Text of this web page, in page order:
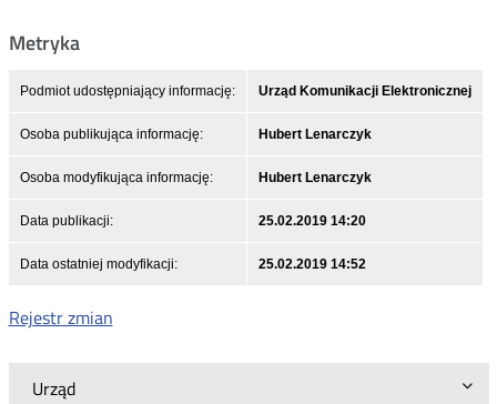
Urząd
Metryka
Podmiot udostępniający informację: Urząd Komunikacji Elektronicznej
Osoba publikująca informację: Hubert Lenarczyk
Osoba modyfikująca informację: Hubert Lenarczyk
Data publikacji: 25.02.2019 14:20
Data ostatniej modyfikacji: 25.02.2019 14:52
Rejestr zmian